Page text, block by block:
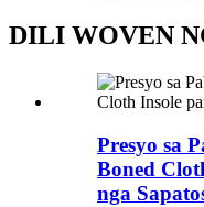
DILI WOVEN
Presyo sa
Boned
nga